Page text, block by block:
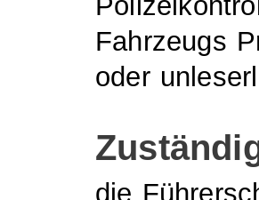
Fahrzeugs
oder
die